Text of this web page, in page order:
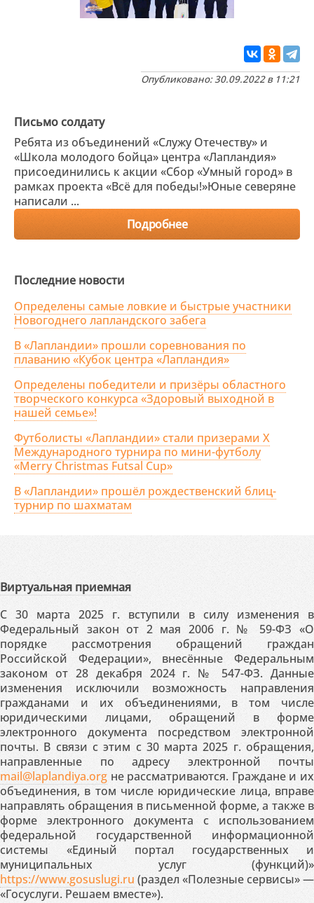
Опубликовано: 30.09.2022 в 11:21
Письмо солдату
Ребята из объединений «Служу Отечеству» и
«Школа молодого бойца» центра «Лапландия»
присоединились к акции «Сбор «Умный город» в
рамках проекта «Всё для победы!»Юные северяне
написали ...
Подробнее
Последние новости
Определены самые ловкие и быстрые участники
Новогоднего лапландского забега
В «Лапландии» прошли соревнования по
плаванию «Кубок центра «Лапландия»
Определены победители и призёры областного
творческого конкурса «Здоровый выходной в
нашей семье»!
Футболисты «Лапландии» стали призерами X
Международного турнира по мини-футболу
«Merry Christmas Futsal Cup»
В «Лапландии» прошёл рождественский блиц-
турнир по шахматам
Виртуальная приемная
С 30 марта 2025 г. вступили в силу изменения в
Федеральный закон от 2 мая 2006 г. № 59-ФЗ «О
порядке рассмотрения обращений граждан
Российской Федерации», внесённые Федеральным
законом от 28 декабря 2024 г. № 547-ФЗ. Данные
изменения исключили возможность направления
гражданами и их объединениями, в том числе
юридическими лицами, обращений в форме
электронного документа посредством электронной
почты. В связи с этим с 30 марта 2025 г. обращения,
направленные по адресу электронной почты
mail@laplandiya.org не рассматриваются. Граждане и их
объединения, в том числе юридические лица, вправе
направлять обращения в письменной форме, а также в
форме электронного документа с использованием
федеральной государственной информационной
системы «Единый портал государственных и
муниципальных услуг (функций)»
https://www.gosuslugi.ru (раздел «Полезные сервисы» —
«Госуслуги. Решаем вместе»).